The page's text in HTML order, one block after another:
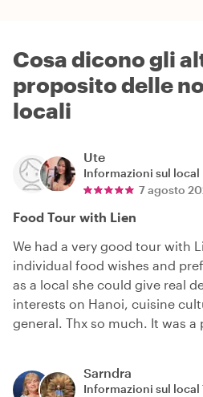
Cosa dicono gli
proposito delle
locali
Ute
Informazioni sul local
7 agosto
Food Tour with Lien
We had a very good tour with
individual food wishes and
as a local she could give real
interests on Hanoi, cuisine
general. Thx so much. It was a
Sarndra
Informazioni sul local